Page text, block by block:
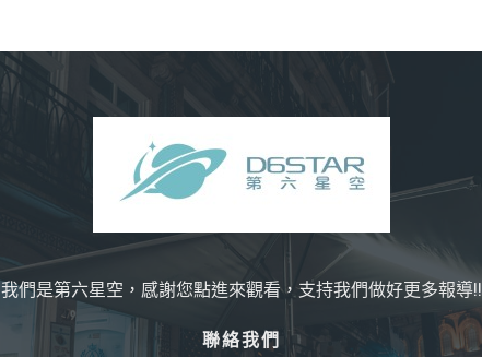
我們是第六星空，感謝您點進來觀看，支持我們做好更多報導!!
聯絡我們